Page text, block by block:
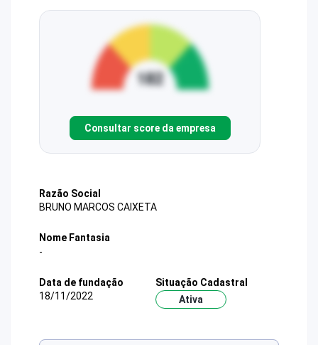
Consultar score da empresa
Razão Social
BRUNO MARCOS CAIXETA
Nome Fantasia
-
Data de fundação
18/11/2022
Situação Cadastral
Ativa